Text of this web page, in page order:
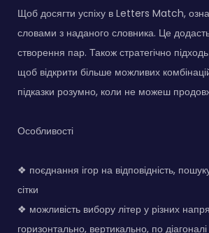
Щоб досягти успіху в Letters Match,
словами з наданого словника. Це додасть
створення пар. Також стратегічно
щоб відкрити більше можливих
підказки розумно, коли не можеш
Особливості
❖ поєднання ігор на відповідність,
сітки
❖ можливість вибору літер у різних
горизонтально, вертикально, по діагоналі